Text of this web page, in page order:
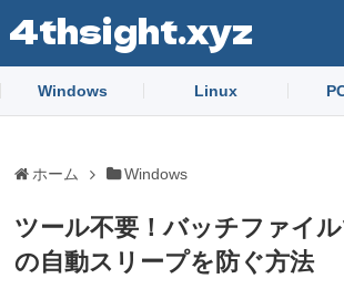
4thsight.xyz
Windows Linux
ホーム Windows
ツール不要！バッチファイ
の自動スリープを防ぐ方法